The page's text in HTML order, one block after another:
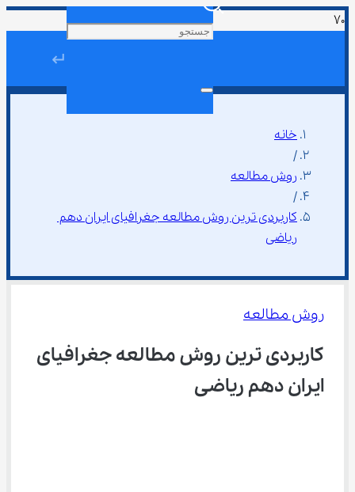
↵
خانه
/
روش مطالعه
/
کاربردی ترین روش مطالعه جغرافیای ایران دهم
ریاضی
روش مطالعه
کاربردی ترین روش مطالعه جغرافیای
ایران دهم ریاضی